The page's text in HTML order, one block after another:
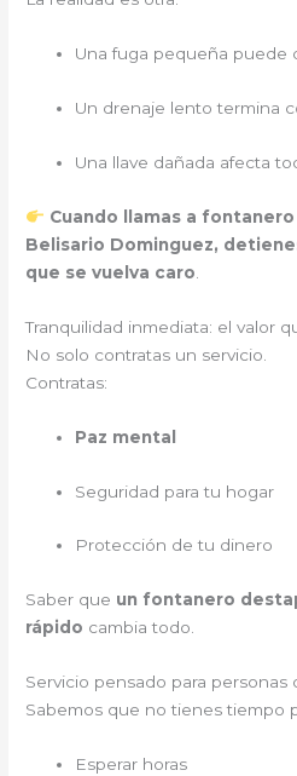
Una fuga pequeña puede
Un drenaje lento termina
Una llave dañada afecta
Cuando llamas a
Belisario Dominguez,
que se vuelva caro
Tranquilidad inmediata: el valor
No solo contratas un servicio.
Contratas:
Paz mental
Seguridad para tu hogar
Protección de tu dinero
Saber que un fontanero
rápido cambia todo.
Servicio pensado para personas
Sabemos que no tienes tiempo
Esperar horas